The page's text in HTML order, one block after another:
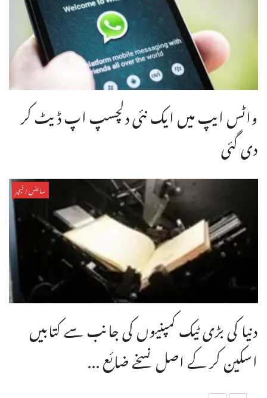
واٹس ایپ میں ایک نئی دلچسپ اپ ڈیٹ کر
دی گئی
سائنس/فیچر
دنیا کی بڑی ٹیک کمپنیوں کی جانب سے کتابیں
اسکین کر کے اصل نسخے ضائع ...